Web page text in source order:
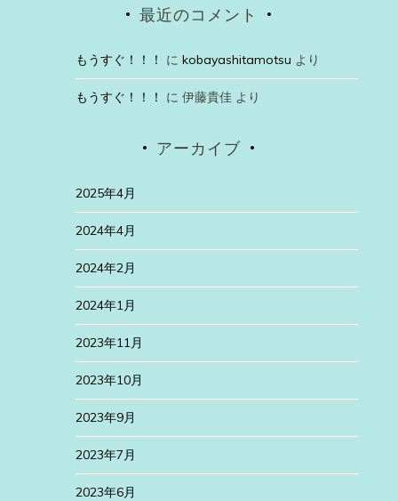
最近のコメント
もうすぐ！！！ に kobayashitamotsu より
もうすぐ！！！ に 伊藤貴佳より
アーカイブ
2025年4月
2024年4月
2024年2月
2024年1月
2023年11月
2023年10月
2023年9月
2023年7月
2023年6月